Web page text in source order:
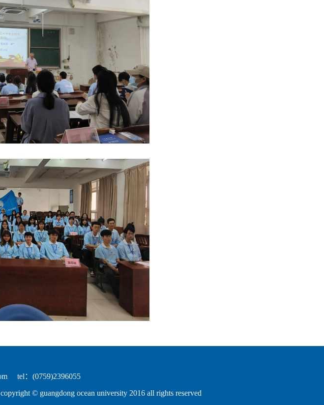
tel：(0759)2396055
© guangdong ocean university 2016 all rights reserved